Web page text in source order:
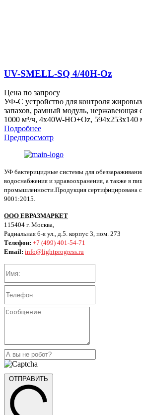
UV-SMELL-SQ 4/40H-Oz
Цена по запросу
УФ-С устройство для контроля
запахов, рамный модуль, нержавеющая
1000 м³/ч, 4x40W-HO+Oz, 594x253x140
Подробнее
Предпросмотр
УФ бактерицидные системы для
водоснабжения и здравоохранения, а также в
промышленности.Продукция сертифицирована
9001:2015.
ООО ЕВРАЗМАРКЕТ
115404 г. Москва,
Радиальная 6-я ул., д.5. корпус 3, пом. 273
Телефон: +7 (499) 401-54-71
Email: info@lightprogress.ru
ОТПРАВИТЬ